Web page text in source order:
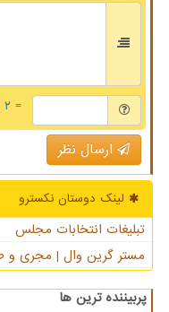
= ۲ بعلاوه ۳
ارسال نظر
لینک دوستان نكسترو
تبلیغات انتخابات مجلس
مستر گرین وال | مجری و
پربیننده ترین ها